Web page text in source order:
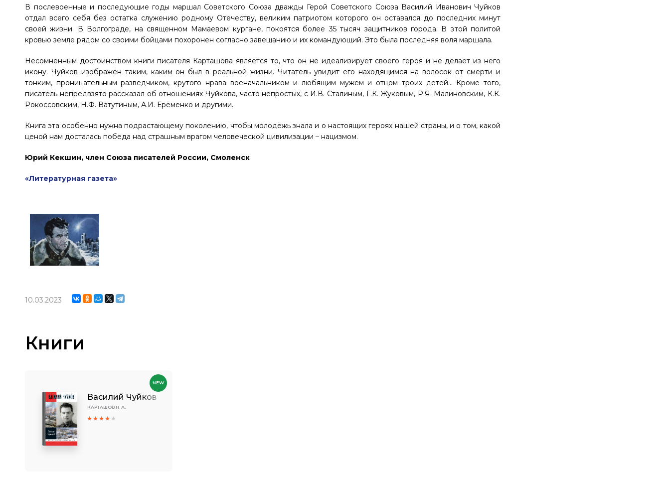
В послевоенные и последующие годы маршал Советского Союза дважды Герой Советского Союза Василий Иванович Чуйков
отдал всего себя без остатка служению родному Отечеству, великим патриотом которого он оставался до последних минут
своей жизни. В Волгограде, на священном Мамаевом кургане, покоятся более 35 тысяч защитников города. В этой политой
кровью земле рядом со своими бойцами похоронен согласно завещанию и их командующий. Это была последняя воля маршала.
Несомненным достоинством книги писателя Карташова является то, что он не идеализирует своего героя и не делает из него
икону. Чуйков изображён таким, каким он был в реальной жизни. Читатель увидит его находящимся на волосок от смерти и
тонким, проницательным разведчиком, крутого нрава военачальником и любящим мужем и отцом троих детей… Кроме того,
писатель непредвзято рассказал об отношениях Чуйкова, часто непростых, с И.В. Сталиным, Г.К. Жуковым, Р.Я. Малиновским, К.К.
Рокоссовским, Н.Ф. Ватутиным, А.И. Ерёменко и другими.
Книга эта особенно нужна подрастающему поколению, чтобы молодёжь знала и о настоящих героях нашей страны, и о том, какой
ценой нам досталась победа над страшным врагом человеческой цивилизации – нацизмом.
Юрий Кекшин, член Союза писателей России, Смоленск
«Литературная газета»
10.03.2023
Книги
Василий Чуйков
КАРТАШОВ Н. А.
NEW